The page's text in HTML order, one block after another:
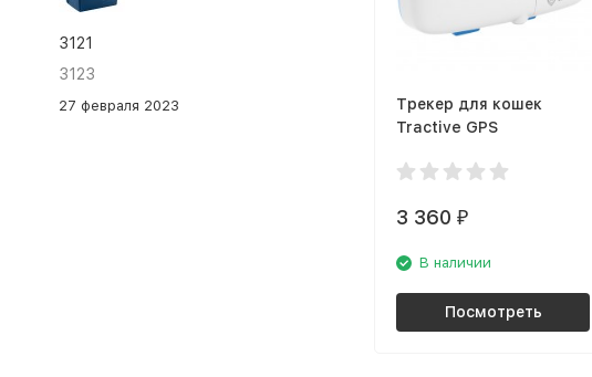
Трекер для кошек
Tractive GPS
3 360 ₽
В наличии
Посмотреть
3121
3123
27 февраля 2023